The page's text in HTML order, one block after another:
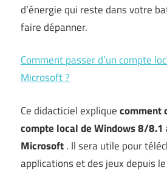
d’énergie qui reste dans votre
faire dépanner.
Comment passer d’un compte
Microsoft ?
Ce didacticiel expliquecomment
compte local de Windows 8/8.1
Microsoft. Il sera utile pour
applications et des jeux depuis